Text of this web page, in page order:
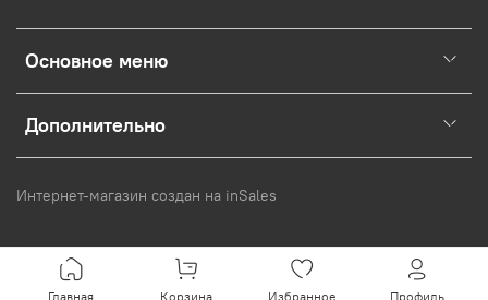
Основное меню
Дополнительно
Интернет-магазин создан на inSales
Главная Корзина Избранное Профиль